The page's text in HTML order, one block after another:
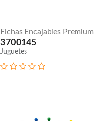
Fichas Encajables Premium
3700145
Juguetes